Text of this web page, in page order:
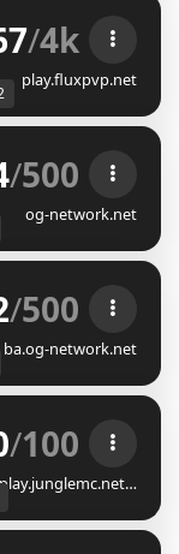
⚒⚒⚒⚒
[1.8-26.1.2]
Now!
/4k
play.fluxpvp.net
| 1.8 - 26.2
DAILY QUESTS
/500
og-network.net
| 1.8 - 26.2
DAILY QUESTS
/500
ba.og-network.net
- 26. 2]
/100
play.junglemc.net…